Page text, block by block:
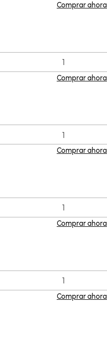
Comprar ahora
Comprar ahora
Comprar ahora
Comprar ahora
Comprar ahora